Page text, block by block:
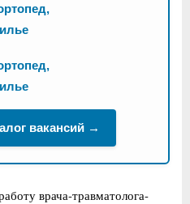
вакансий →
врача-травматолога-